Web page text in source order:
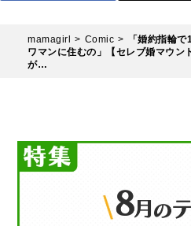
mamagirl Comic
「婚約指輪
ワマンに住むの」【セレブ婚マウン
が…